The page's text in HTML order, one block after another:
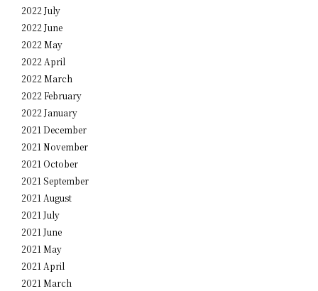
2022 July
2022 June
2022 May
2022 April
2022 March
2022 February
2022 January
2021 December
2021 November
2021 October
2021 September
2021 August
2021 July
2021 June
2021 May
2021 April
2021 March